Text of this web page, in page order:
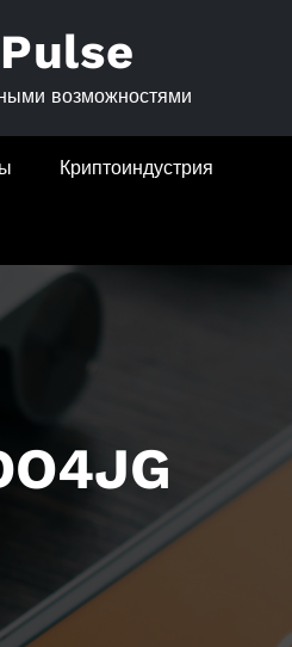
возможностями
Криптоиндустрия